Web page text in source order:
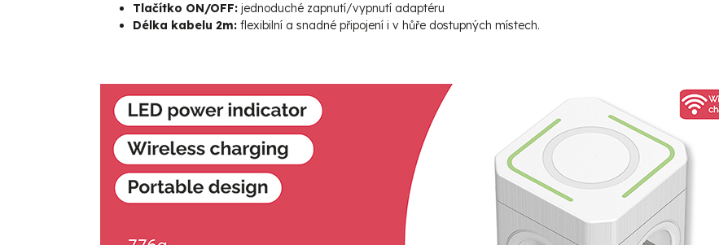
Tlačítko ON/OFF: jednoduché zapnutí/vypnutí adaptéru
Délka kabelu 2m: flexibilní a snadné připojení i v hůře dostupných místech.